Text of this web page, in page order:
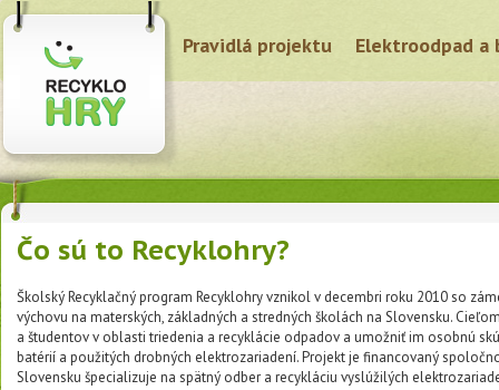
Pravidlá projektu Elektroodpad a
Čo sú to Recyklohry?
Školský Recyklačný program Recyklohry vznikol v decembri roku 2010 so
výchovu na materských, základných a stredných školách na Slovensku.
a študentov v oblasti triedenia a recyklácie odpadov a umožniť im osobnú
batérií a použitých drobných elektrozariadení. Projekt je financovaný
Slovensku špecializuje na spätný odber a recykláciu vyslúžilých